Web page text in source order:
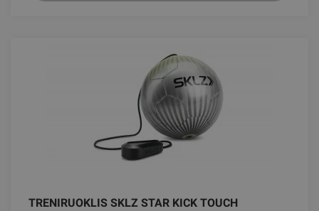
TRENIRUOKLIS SKLZ STAR KICK TOUCH